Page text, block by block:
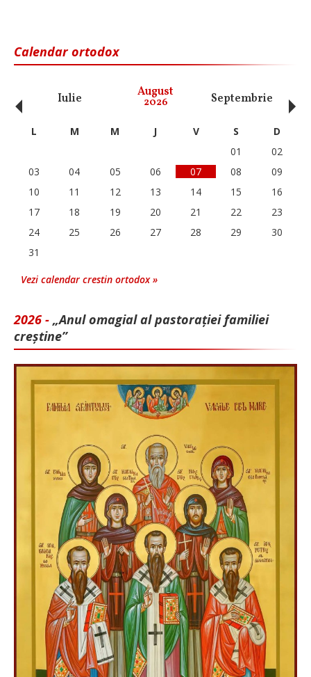
Calendar ortodox
Iulie August
2026 Septembrie
‹ L M M J V S
D
01
02
03
04 05 06 07 08
09
10
11 12 13 14 15
16
17
18 19 20 21 22
23
24
25 26 27 28 29
30
31
Vezi calendar crestin ortodox »
2026 - „Anul omagial al pastorației familiei
creștine”